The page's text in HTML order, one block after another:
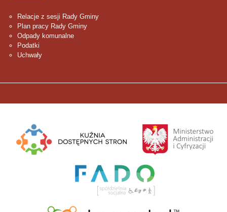
Relacje z sesji Rady Gminy
Plan pracy Rady Gminy
Odpady komunalne
Podatki
Uchwały